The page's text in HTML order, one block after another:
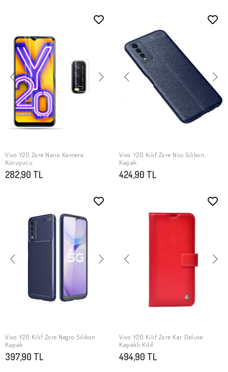
SEPETE EKLE
Vivo Y20 Zore Nano Kamera
Koruyucu
282,90 TL
SEPETE EKLE
Vivo Y20 Kılıf Zore Niss Silikon
Kapak
424,90 TL
SEPETE EKLE
Vivo Y20 Kılıf Zore Negro Silikon
Kapak
397,90 TL
SEPETE EKLE
Vivo Y20 Kılıf Zore Kar Deluxe
Kapaklı Kılıf
494,90 TL